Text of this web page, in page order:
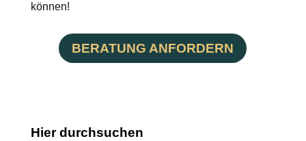
können!
BERATUNG ANFORDERN
Hier durchsuchen